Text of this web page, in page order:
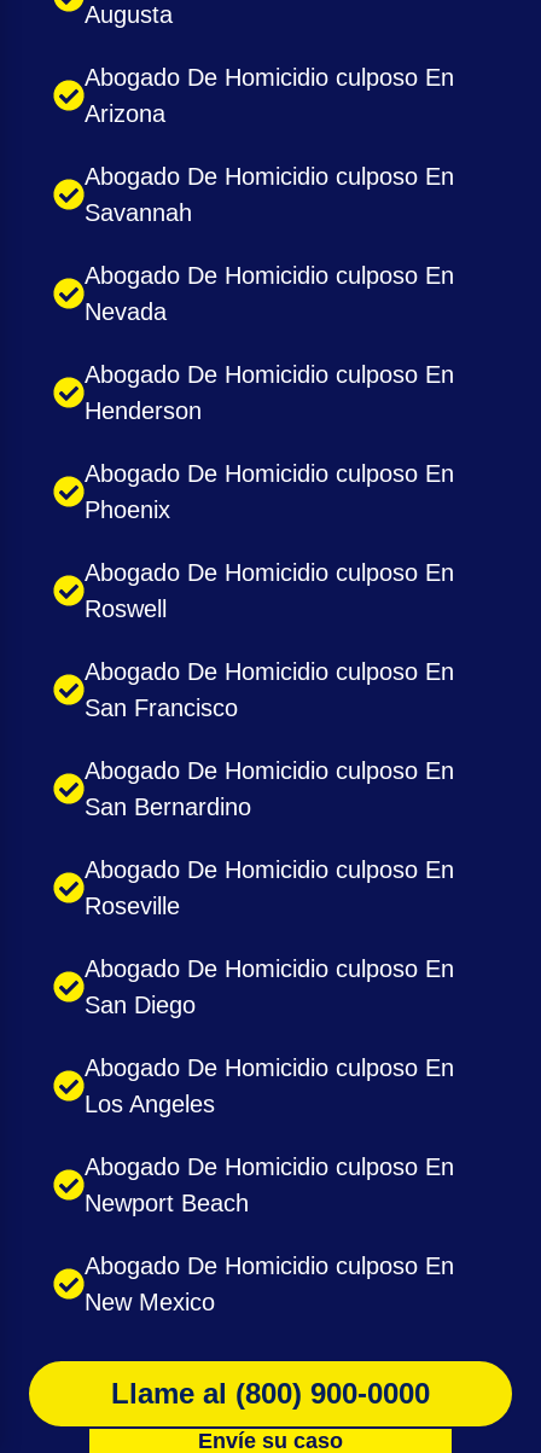
Augusta
Abogado De Homicidio culposo En
Arizona
Abogado De Homicidio culposo En
Savannah
Abogado De Homicidio culposo En
Nevada
Abogado De Homicidio culposo En
Henderson
Abogado De Homicidio culposo En
Phoenix
Abogado De Homicidio culposo En
Roswell
Abogado De Homicidio culposo En
San Francisco
Abogado De Homicidio culposo En
San Bernardino
Abogado De Homicidio culposo En
Roseville
Abogado De Homicidio culposo En
San Diego
Abogado De Homicidio culposo En
Los Angeles
Abogado De Homicidio culposo En
Newport Beach
Abogado De Homicidio culposo En
New Mexico
Envíe su caso
Llame al (800) 900-0000